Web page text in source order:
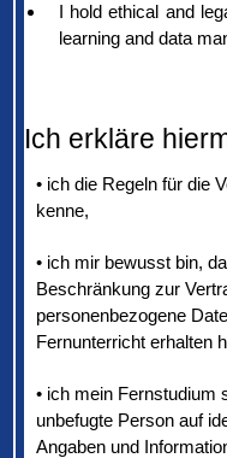
I hold ethical and
learning and data
Ich erkläre
• ich die Regeln für die
kenne,
• ich mir bewusst bin,
Beschränkung zur
personenbezogene
Fernunterricht erhalten
• ich mein Fernstudium
unbefugte Person auf
Angaben und